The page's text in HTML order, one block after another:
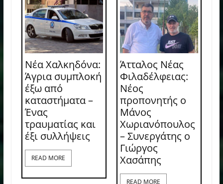
Νέα Χαλκηδόνα:
Άγρια συμπλοκή
έξω από
καταστήματα –
Ένας
τραυματίας και
έξι συλλήψεις
READ MORE
Άτταλος Νέας
Φιλαδέλφειας:
Νέος
προπονητής ο
Μάνος
Χωριανόπουλος
– Συνεργάτης ο
Γιώργος
Χασάπης
READ MORE